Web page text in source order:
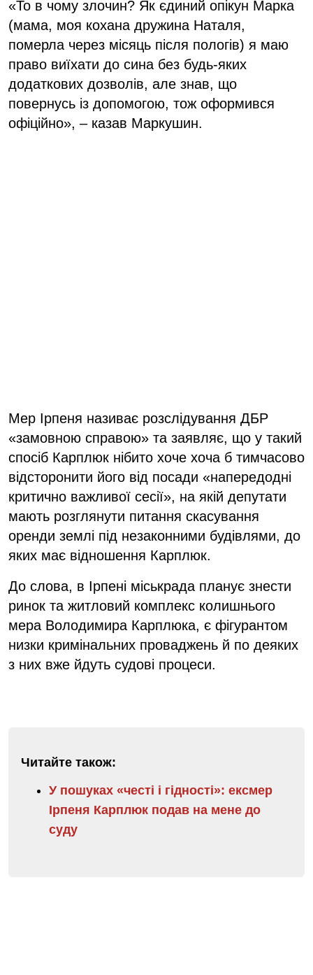
«То в чому злочин? Як єдиний опікун Марка
(мама, моя кохана дружина Наталя,
померла через місяць після пологів) я маю
право виїхати до сина без будь-яких
додаткових дозволів, але знав, що
повернусь із допомогою, тож оформився
офіційно», – казав Маркушин.
Мер Ірпеня називає розслідування ДБР
«замовною справою» та заявляє, що у такий
спосіб Карплюк нібито хоче хоча б тимчасово
відсторонити його від посади «напередодні
критично важливої сесії», на якій депутати
мають розглянути питання скасування
оренди землі під незаконними будівлями, до
яких має відношення Карплюк.
До слова, в Ірпені міськрада планує знести
ринок та житловий комплекс колишнього
мера Володимира Карплюка, є фігурантом
низки кримінальних проваджень й по деяких
з них вже йдуть судові процеси.
Читайте також:
У пошуках «честі і гідності»: ексмер
Ірпеня Карплюк подав на мене до
суду